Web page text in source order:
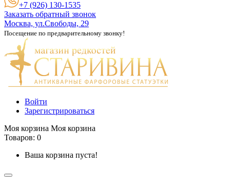
+7 (926) 130-1535
Заказать обратный звонок
Москва, ул.Свободы, 29
Посещение по предварительному звонку!
Войти
Зарегистрироваться
Моя корзина Моя корзина
Товаров: 0
Ваша корзина пуста!